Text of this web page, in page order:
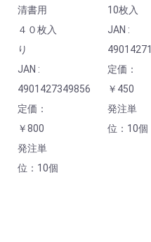
清書用
４０枚入
り
JAN :
4901427349856
定価：
￥800
発注単
位：10個
10枚入
JAN :
定価：
￥450
発注単
位：10個